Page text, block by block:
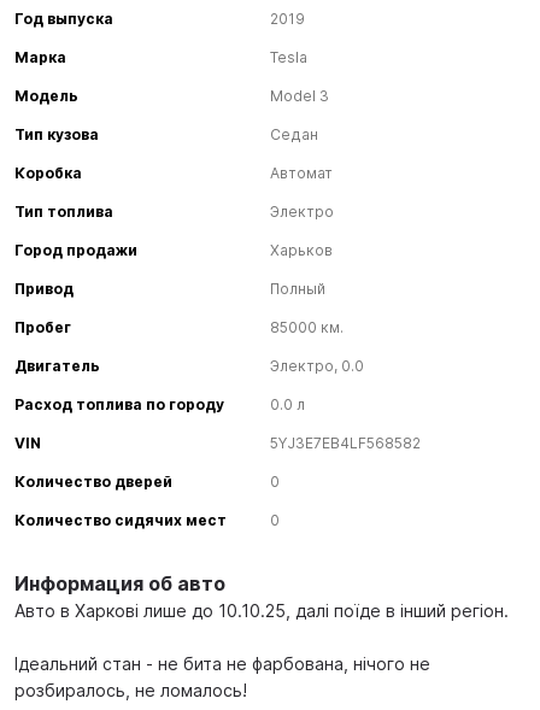
Информация об авто
Авто в Харкові лише до 10.10.25, далі поїде в інший регіон.
Ідеальний стан - не бита не фарбована, нічого не
розбиралось, не ломалось!
Год выпуска 2019
Марка Tesla
Модель Model 3
Тип кузова Седан
Коробка Автомат
Тип топлива Электро
Город продажи Харьков
Привод Полный
Пробег 85000 км.
Двигатель Электро, 0.0
Расход топлива по городу 0.0 л
VIN 5YJ3E7EB4LF568582
Количество дверей 0
Количество сидячих мест 0